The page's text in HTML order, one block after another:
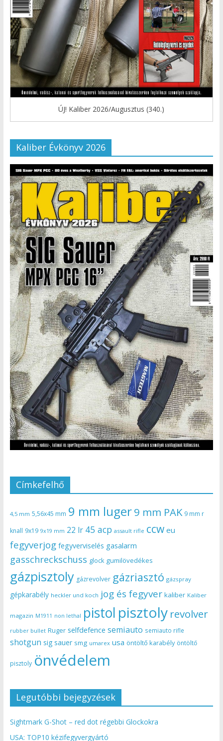
ÚJ! Kaliber 2026/Augusztus (340.)
Kaliber Évkönyv 2026
Címkefelhő
4,5 mm 5,56x45 mm 9 mm luger9 mm PAK 9 mm r
knall 9x19 9x19 mm 22 lr 45 acp assault rifle ccw eu
fegyverjog fegyverviselés gasalarm
gasschreckschuss glock gumilövedékes
gázpisztoly gázrevolver gázriasztó gázspray
gépkarabély heckler und koch jog és fegyver kaliber Kaliber
magazin M1911 non lethal pistol pisztoly revolver
rubber bullet Ruger selfdefence semiauto semiauto rifle
shotgun sig sauer smg umarex usa öntöltő karabély öntöltő
pisztoly önvédelem
Legutóbbi bejegyzések
Sightmark G-Shot – red dot régebbi Glockokra
USA: TOP10 kézifegyvergyártó